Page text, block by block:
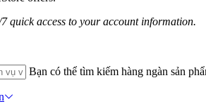
quick access to your account information.
Bạn có thể tìm kiếm hàng ngàn sản